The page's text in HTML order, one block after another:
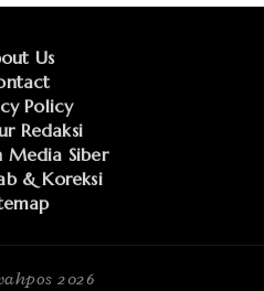
Us
Policy
Redaksi
Media Siber
& Koreksi
2026